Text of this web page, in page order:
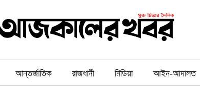
আন্তর্জাতিক রাজধানী মিডিয়া আইন-আদালত